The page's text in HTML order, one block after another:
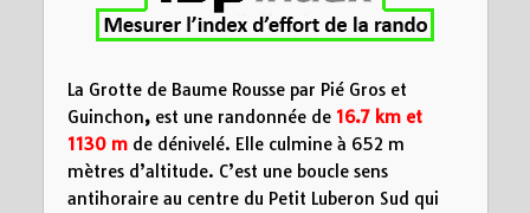
La Grotte de Baume Roussepar Pié Gros et
Guinchon, est une randonnée de 16.7 km et
1130 mde dénivelé. Elle culmine à 652 m
mètres d’altitude. C’est une boucle sens
antihoraire au centre du Petit Luberon Sud qui